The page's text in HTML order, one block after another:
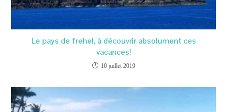
Le pays de frehel, à découvrir absolument ces
vacances!
10 juillet 2019